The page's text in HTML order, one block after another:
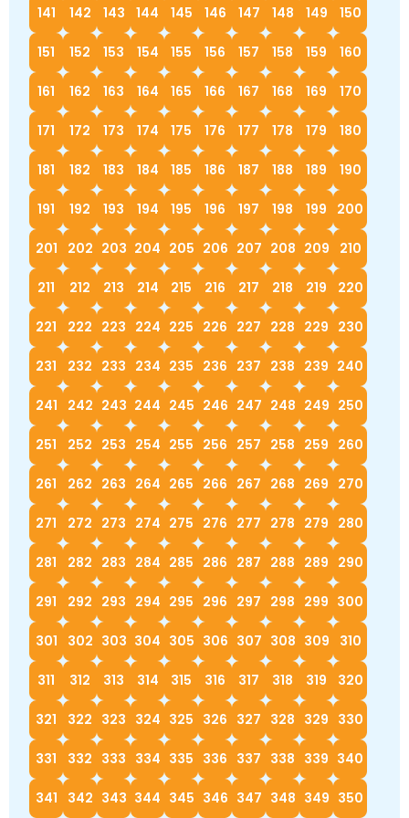
141 142 143 144 145 146 147 148 149 150
151 152 153 154 155 156 157 158 159 160
161 162 163 164 165 166 167 168 169 170
171 172 173 174 175 176 177 178 179 180
181 182 183 184 185 186 187 188 189 190
191 192 193 194 195 196 197 198 199 200
201 202 203 204 205 206 207 208 209 210
211 212 213 214 215 216 217 218 219 220
221 222 223 224 225 226 227 228 229 230
231 232 233 234 235 236 237 238 239 240
241 242 243 244 245 246 247 248 249 250
251 252 253 254 255 256 257 258 259 260
261 262 263 264 265 266 267 268 269 270
271 272 273 274 275 276 277 278 279 280
281 282 283 284 285 286 287 288 289 290
291 292 293 294 295 296 297 298 299 300
301 302 303 304 305 306 307 308 309 310
311 312 313 314 315 316 317 318 319 320
321 322 323 324 325 326 327 328 329 330
331 332 333 334 335 336 337 338 339 340
341 342 343 344 345 346 347 348 349 350